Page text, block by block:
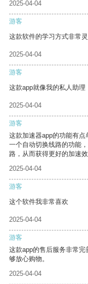
2025-04-04
游客
这款软件的学习方式非常
2025-04-04
游客
这款app就像我的私人助理
2025-04-04
游客
这款加速器app的功能有
一个自动切换线路的功能
路，从而获得更好的加速效
2025-04-04
游客
这个软件我非常喜欢
2025-04-04
游客
这款app的售后服务非常
够放心购物。
2025-04-04